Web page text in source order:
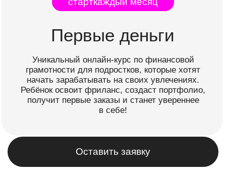
Уникальный онлайн-курс по финансовой
Ребёнок освоит фриланс, создаст портфолио,
получит первые заказы и станет увереннее
Оставить заявку